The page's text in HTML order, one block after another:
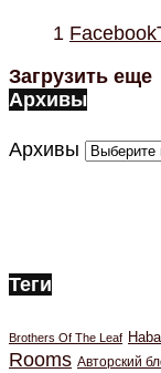
1 Facebook
Загрузить еще
Архивы
Архивы
Теги
Brothers Of The Leaf
Rooms Авторский